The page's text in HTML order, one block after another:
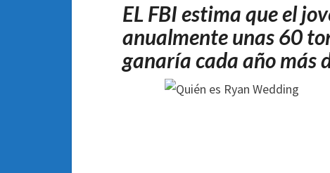
EL FBI estima que el
anualmente unas 60
ganaría cada año más